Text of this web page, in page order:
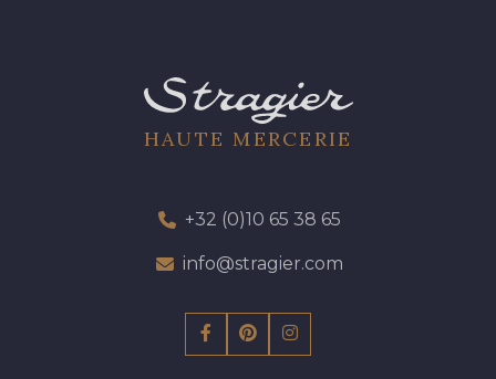
HAUTE MERCERIE
+32 (0)10 65 38 65
info@stragier.com